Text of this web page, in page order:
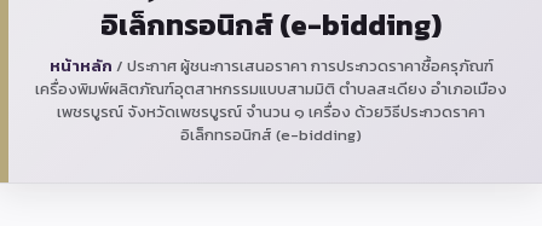
อิเล็กทรอนิกส์ (e-bidding)
หน้าหลัก / ประกาศ ผู้ชนะการเสนอราคา การประกวดราคาซื้อครุภัณฑ์
เครื่องพิมพ์ผลิตภัณฑ์อุตสาหกรรมแบบสามมิติ ตำบลสะเดียง อำเภอเมือง
เพชรบูรณ์ จังหวัดเพชรบูรณ์ จำนวน ๑ เครื่อง ด้วยวิธีประกวดราคา
อิเล็กทรอนิกส์ (e-bidding)